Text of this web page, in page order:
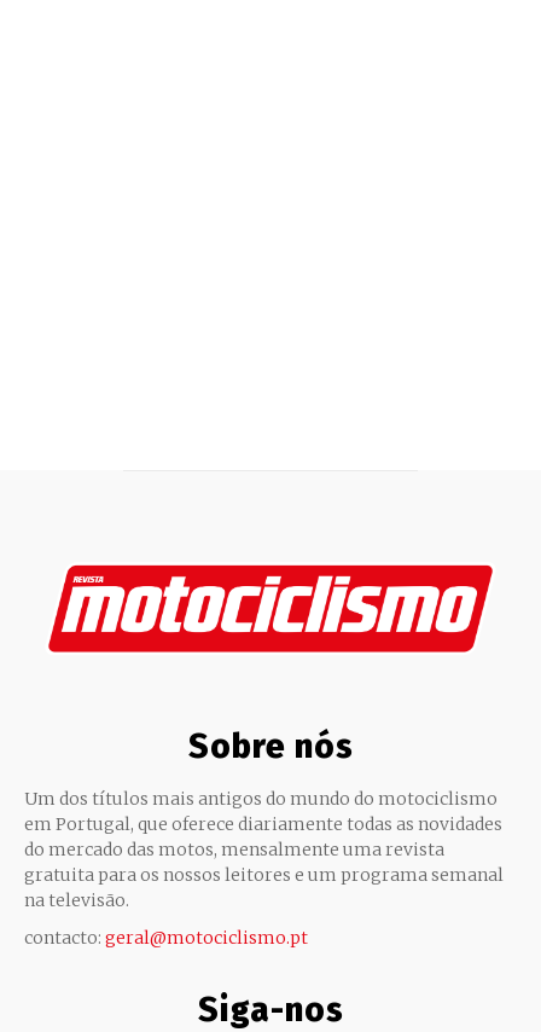
Sobre nós
Um dos títulos mais antigos do mundo do motociclismo
em Portugal, que oferece diariamente todas as novidades
do mercado das motos, mensalmente uma revista
gratuita para os nossos leitores e um programa semanal
na televisão.
contacto: geral@motociclismo.pt
Siga-nos